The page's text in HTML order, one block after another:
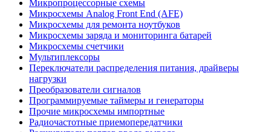
Микропроцессорные схемы
Микросхемы Analog Front End (AFE)
Микросхемы для ремонта ноутбуков
Микросхемы заряда и мониторинга батарей
Микросхемы счетчики
Мультиплексоры
Переключатели распределения питания, драйверы
нагрузки
Преобразователи сигналов
Программируемые таймеры и генераторы
Прочие микросхемы импортные
Радиочастотные приемопередатчики